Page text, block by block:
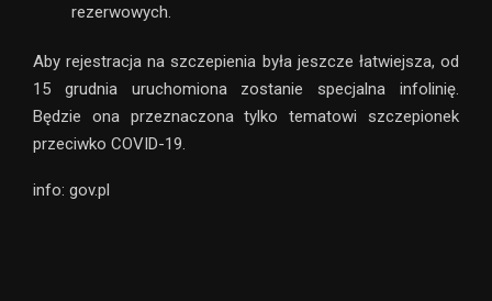
rezerwowych.
Aby rejestracja na szczepienia była jeszcze łatwiejsza, od
15 grudnia uruchomiona zostanie specjalna infolinię.
Będzie ona przeznaczona tylko tematowi szczepionek
przeciwko COVID-19.
info: gov.pl